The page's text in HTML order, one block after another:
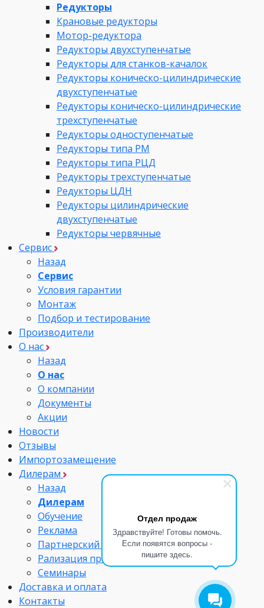
Отдел продаж
Здравствуйте! Готовы помочь.
Если появятся вопросы -
пишите здесь.
Редукторы
Крановые редукторы
Мотор-редуктора
Редукторы двухступенчатые
Редукторы для станков-качалок
Редукторы коническо-цилиндрические
двухступенчатые
Редукторы коническо-цилиндрические
трехступенчатые
Редукторы одноступенчатые
Редукторы типа РМ
Редукторы типа РЦД
Редукторы трехступенчатые
Редукторы ЦДН
Редукторы цилиндрические
двухступенчатые
Редукторы червячные
Сервис
Назад
Сервис
Условия гарантии
Монтаж
Подбор и тестирование
Производители
О нас
Назад
О нас
О компании
Документы
Акции
Новости
Отзывы
Импортозамещение
Дилерам
Назад
Дилерам
Обучение
Реклама
Партнерский портфель
Рализация проектов
Семинары
Доставка и оплата
Контакты